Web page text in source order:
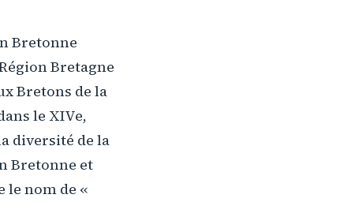
Bretonne
Bretagne
Bretons de la
le XIVe,
diversité de la
Bretonne et
le nom de «